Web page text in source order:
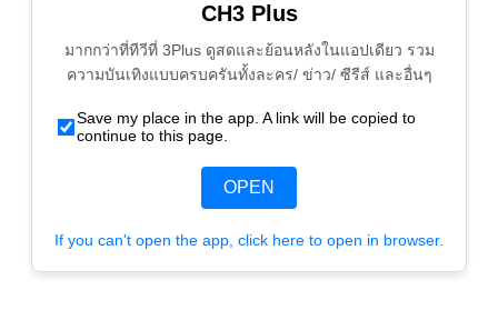
CH3 Plus
มากกว่าที่ทีวีที่ 3Plus ดูสดและย้อนหลังในแอปเดียว รวม
ความบันเทิงแบบครบครันทั้งละคร/ ข่าว/ ซีรีส์ และอื่นๆ
Save my place in the app. A link will be copied to
continue to this page.
OPEN
If you can't open the app, click here to open in browser.